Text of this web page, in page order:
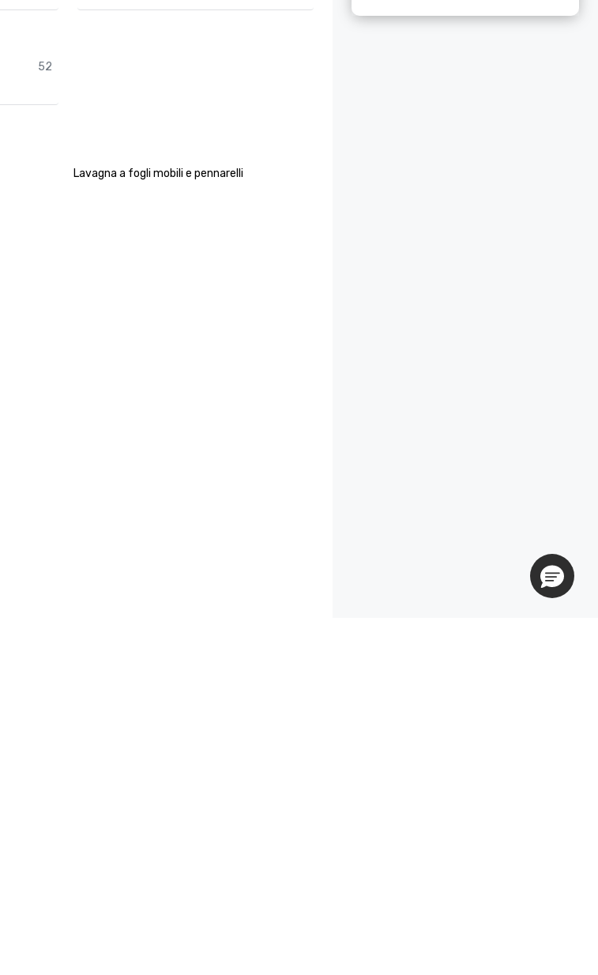
52
Lavagna a fogli mobili e pennarelli